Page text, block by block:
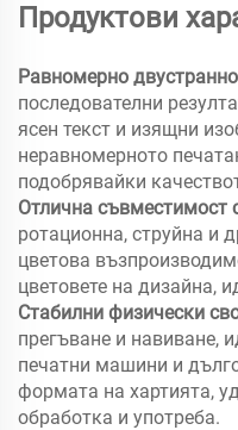
Продуктови
Равномерно
последователни
ясен текст и изящни
неравномерното
подобрявайки
Отлична съвместимост
ротационна, струйна и
цветова
цветовете на дизайна,
Стабилни физически
прегъване и навиване,
печатни машини и
формата на хартията,
обработка и употреба.